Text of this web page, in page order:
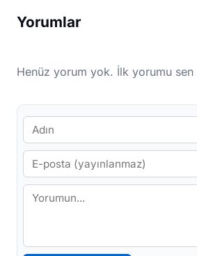
Yorumlar
Henüz yorum yok. İlk yorumu sen